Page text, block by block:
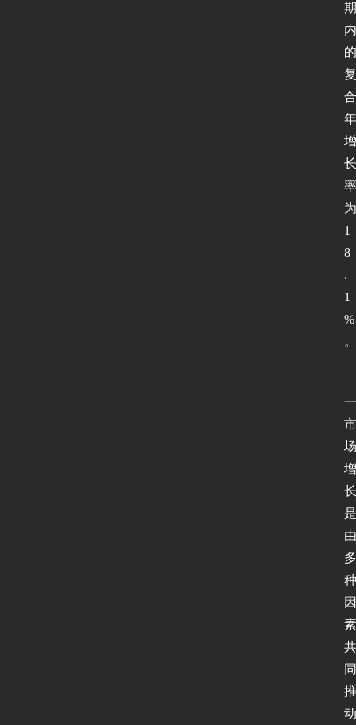
期
内
的
复
合
年
增
长
率
为
1
8
.
1
%
。
一
市
场
增
长
是
由
多
种
因
素
共
同
推
动